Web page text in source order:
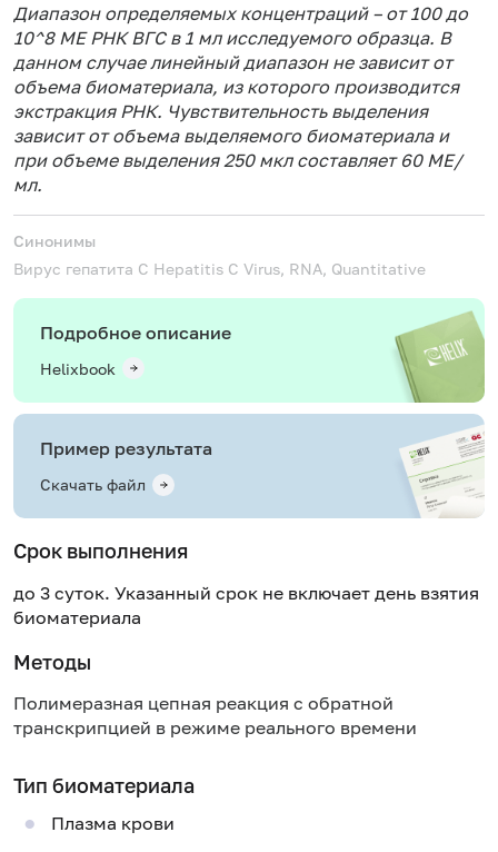
Диапазон определяемых концентраций – от 100 до
10^8 МЕ РНК ВГС в 1 мл исследуемого образца. В
данном случае линейный диапазон не зависит от
объема биоматериала, из которого производится
экстракция РНК. Чувствительность выделения
зависит от объема выделяемого биоматериала и
при объеме выделения 250 мкл составляет 60 МЕ/
мл.
Синонимы
Вирус гепатита С Hepatitis С Virus, RNA, Quantitative
Подробное описание
Helixbook
Пример результата
Скачать файл
Срок выполнения
до 3 суток. Указанный срок не включает день взятия
биоматериала
Методы
Полимеразная цепная реакция с обратной
транскрипцией в режиме реального времени
Тип биоматериала
Плазма крови